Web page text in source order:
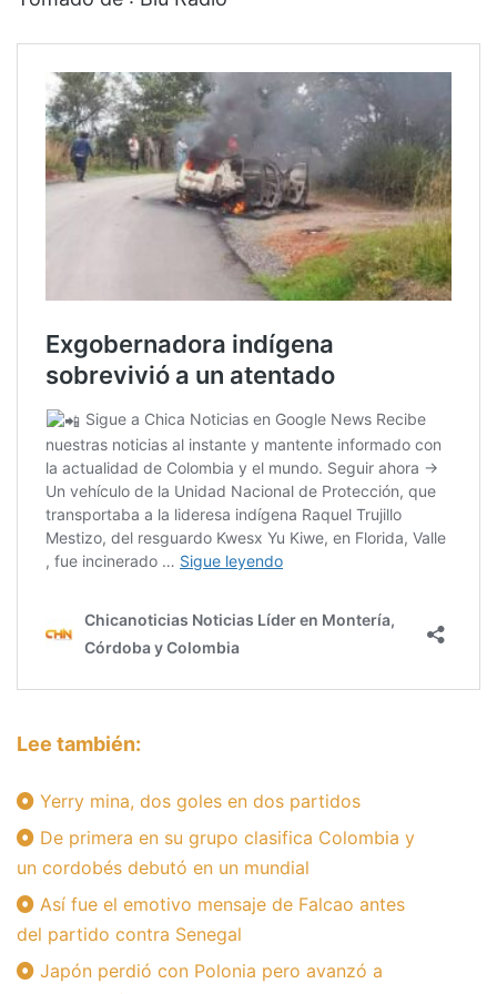
Lee también:
Yerry mina, dos goles en dos partidos
De primera en su grupo clasifica Colombia y
un cordobés debutó en un mundial
Así fue el emotivo mensaje de Falcao antes
del partido contra Senegal
Japón perdió con Polonia pero avanzó a